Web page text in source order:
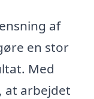
af
en stor
Med
at arbejdet